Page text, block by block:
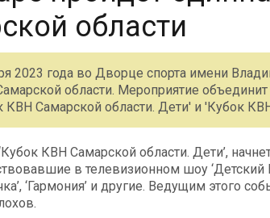
области
2023 года во Дворце спорта имени
области. Мероприятие
КВН Самарской области. Дети' и 'Кубок
КВН Самарской области. Дети’,
в телевизионном шоу
‘Гармония’ и другие. Ведущим этого